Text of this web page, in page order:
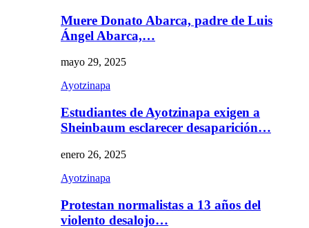
Muere Donato Abarca, padre de Luis
Ángel Abarca,…
mayo 29, 2025
Ayotzinapa
Estudiantes de Ayotzinapa exigen a
Sheinbaum esclarecer desaparición…
enero 26, 2025
Ayotzinapa
Protestan normalistas a 13 años del
violento desalojo…